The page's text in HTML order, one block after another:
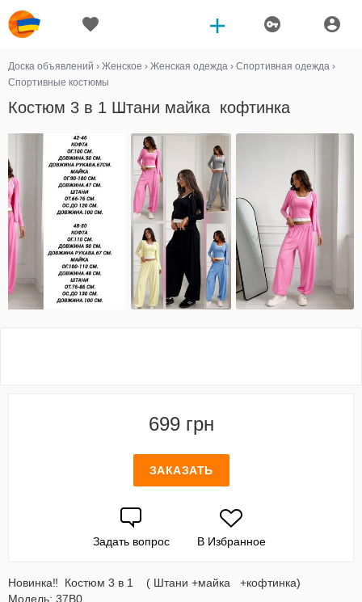
Доска объявлений › Женское › Женская одежда › Спортивная одежда ›
Спортивные костюмы
Костюм 3 в 1 Штани майка кофтинка
699 грн
ЗАКАЗАТЬ
Задать вопрос В Избранное
Новинка‼️ Костюм 3 в 1 ( Штани +майка +кофтинка)
Модель: 37В0